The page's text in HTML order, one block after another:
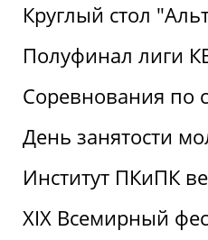
Круглый стол
Полуфинал лиги
Соревнования по
День занятости
Институт ПКиПК
XIX Всемирный